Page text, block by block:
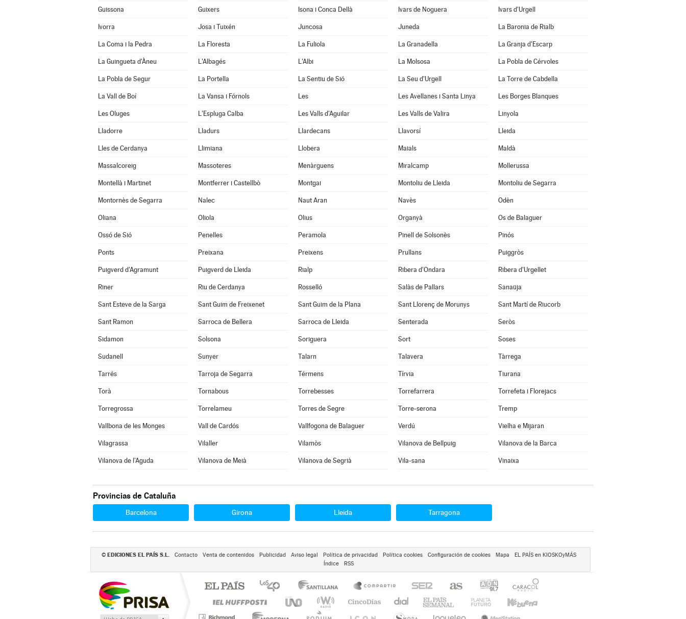
Guissona Guixers Isona i Conca Dellà Ivars de Noguera Ivars d'Urgell
Ivorra Josa i Tuixén Juncosa Juneda La Baronia de Rialb
La Coma i la Pedra La Floresta La Fuliola La Granadella La Granja d'Escarp
La Guingueta d'Àneu L'Albagés L'Albi La Molsosa La Pobla de Cérvoles
La Pobla de Segur La Portella La Sentiu de Sió La Seu d'Urgell La Torre de Cabdella
La Vall de Boí La Vansa i Fórnols Les Les Avellanes i Santa Linya Les Borges Blanques
Les Oluges L'Espluga Calba Les Valls d'Aguilar Les Valls de Valira Linyola
Lladorre Lladurs Llardecans Llavorsí Lleida
Lles de Cerdanya Llimiana Llobera Maials Maldà
Massalcoreig Massoteres Menàrguens Miralcamp Mollerussa
Montellà i Martinet Montferrer i Castellbò Montgai Montoliu de Lleida Montoliu de Segarra
Montornès de Segarra Nalec Naut Aran Navès Odèn
Oliana Oliola Olius Organyà Os de Balaguer
Ossó de Sió Penelles Peramola Pinell de Solsonès Pinós
Ponts Preixana Preixens Prullans Puiggròs
Puigverd d'Agramunt Puigverd de Lleida Rialp Ribera d'Ondara Ribera d'Urgellet
Riner Riu de Cerdanya Rosselló Salàs de Pallars Sanaüja
Sant Esteve de la Sarga Sant Guim de Freixenet Sant Guim de la Plana Sant Llorenç de Morunys Sant Martí de Riucorb
Sant Ramon Sarroca de Bellera Sarroca de Lleida Senterada Seròs
Sidamon Solsona Soriguera Sort Soses
Sudanell Sunyer Talarn Talavera Tàrrega
Tarrés Tarroja de Segarra Térmens Tírvia Tiurana
Torà Tornabous Torrebesses Torrefarrera Torrefeta i Florejacs
Torregrossa Torrelameu Torres de Segre Torre-serona Tremp
Vallbona de les Monges Vall de Cardós Vallfogona de Balaguer Verdú Vielha e Mijaran
Vilagrassa Vilaller Vilamòs Vilanova de Bellpuig Vilanova de la Barca
Vilanova de l'Aguda Vilanova de Meià Vilanova de Segrià Vila-sana Vinaixa
Provincias de Cataluña
Barcelona Girona Lleida Tarragona
© EDICIONES EL PAÍS S.L. Contacto Venta de contenidos Publicidad Aviso legal Política de privacidad Política cookies Configuración de cookies Mapa
EL PAÍS en KIOSKOyMÁS
Índice
RSS